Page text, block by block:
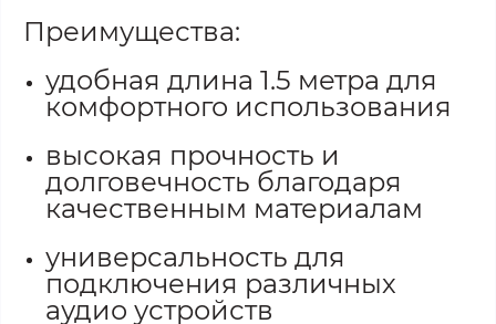
Преимущества:
удобная длина 1.5 метра для
комфортного использования
высокая прочность и
долговечность благодаря
качественным материалам
универсальность для
подключения различных
аудио устройств